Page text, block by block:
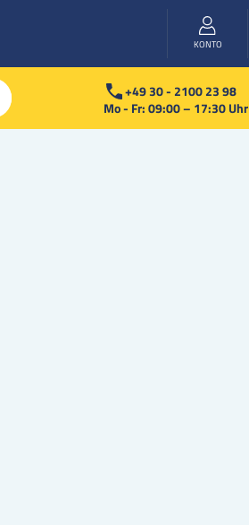
KONTO
+49 30 - 2100 23 98
Mo - Fr: 09:00 – 17:30 Uhr